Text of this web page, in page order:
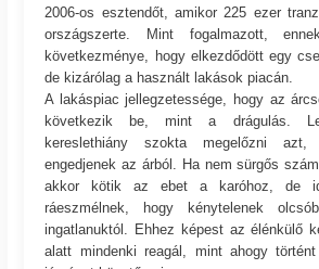
2006-os esztendőt, amikor 225 ezer
országszerte. Mint fogalmazott,
következménye, hogy elkezdődött egy
de kizárólag a használt lakások piacán.
A lakáspiac jellegzetessége, hogy az
következik be, mint a drágulás.
kereslethiány szokta megelőzni
engedjenek az árból. Ha nem sürgős
akkor kötik az ebet a karóhoz, de
ráeszmélnek, hogy kénytelenek
ingatlanuktól. Ehhez képest az élénkülő
alatt mindenki reagál, mint ahogy